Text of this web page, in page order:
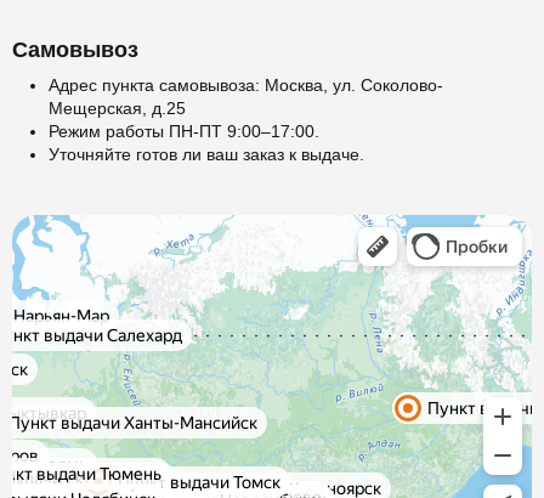
Самовывоз
Адрес пункта самовывоза: Москва, ул. Соколово-
Мещерская, д.25
Режим работы ПН-ПТ 9:00–17:00.
Уточняйте готов ли ваш заказ к выдаче.